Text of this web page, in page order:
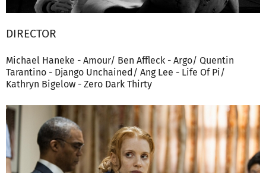
DIRECTOR
Michael Haneke - Amour/ Ben Affleck - Argo/ Quentin
Tarantino - Django Unchained/ Ang Lee - Life Of Pi/
Kathryn Bigelow - Zero Dark Thirty